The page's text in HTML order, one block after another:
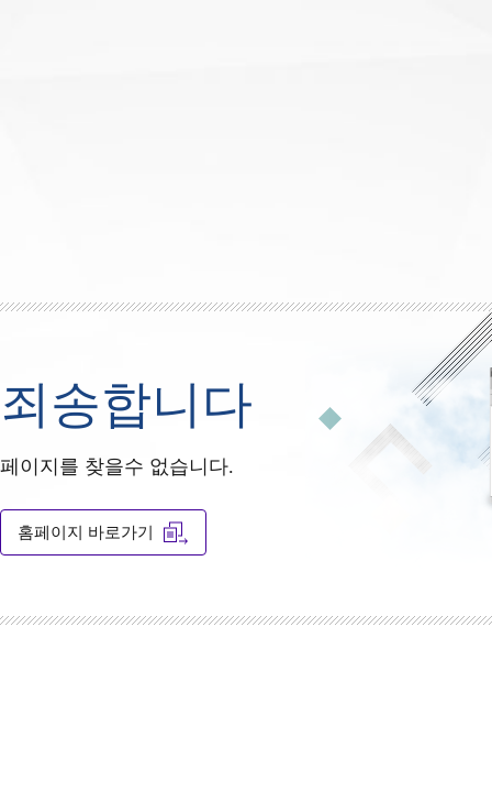
죄송합니다
페이지를 찾을수 없습니다.
홈페이지 바로가기